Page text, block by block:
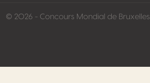
© 2026 - Concours Mondial de Bruxelles